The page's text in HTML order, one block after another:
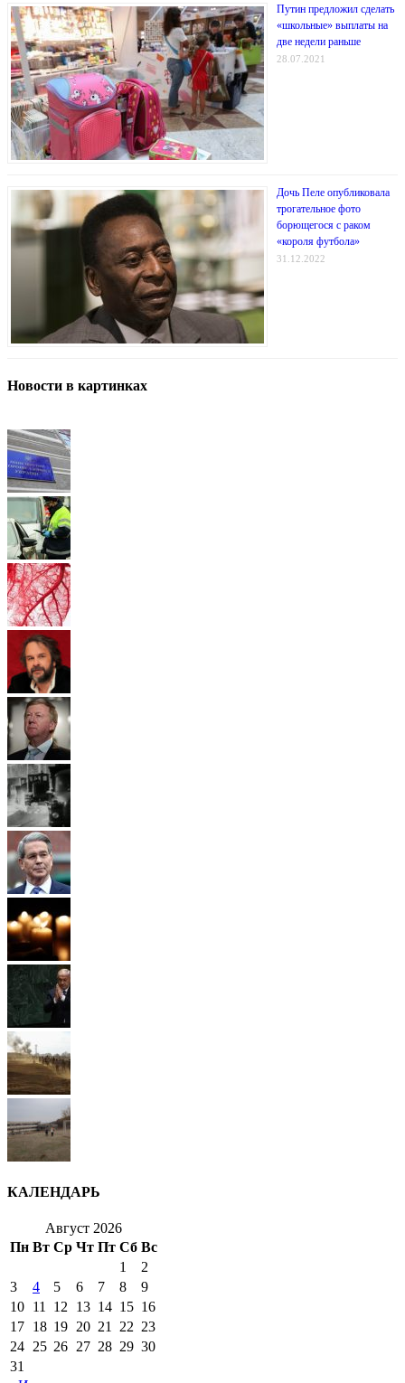
Путин предложил сделать
«школьные» выплаты на
две недели раньше
28.07.2021
Дочь Пеле опубликовала
трогательное фото
борющегося с раком
«короля футбола»
31.12.2022
Новости в картинках
КАЛЕНДАРЬ
Август 2026
Пн Вт Ср Чт Пт Сб Вс
1
2
3
4 5 6 7 8
9
10 11 12 13 14 15 16
17 18 19 20 21 22 23
24 25 26 27 28 29 30
31